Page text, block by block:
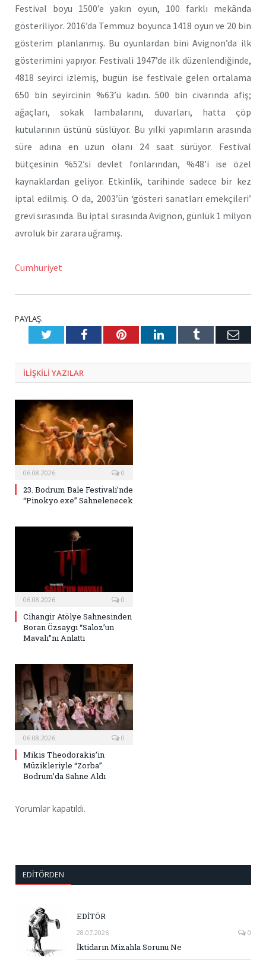
Festival boyu 1500’e yakın oyun, 100 farklı mekânda
gösteriliyor. 2016’da Temmuz boyunca 1418 oyun ve 20 bin
gösterim planlanmış. Bu oyunlardan bini Avignon’da ilk
gösterimini yapıyor. Festivali 1947’de ilk düzenlendiğinde,
4818 seyirci izlemiş, bugün ise festivale gelen ortalama
650 bin seyircinin %63’ü kadın. 500 bin civarında afiş;
ağaçları, sokak lambalarını, duvarları, hatta çöp
kutularının üstünü süslüyor. Bu yılki yapımların arasında
süre adına en uzun olanı 24 saat sürüyor. Festival
bütçesinin %52’si devlet fonlarından, %48’i ise özel
kaynaklardan geliyor. Etkinlik, tarihinde sadece bir kez
iptal edilmiş. O da, 2003’ün ‘gösteri sanatları emekçileri’
grevi sırasında. Bu iptal sırasında Avignon, günlük 1 milyon
avroluk bir zarara uğramış.
Cumhuriyet
PAYLAŞ.
TwitterFacebookPinterestLinkedInTumblr E-
ILIŞKILI YAZILAR
06.08.2026 0
23. Bodrum Bale Festivali’nde
“Pinokyo.exe” Sahnelenecek
06.08.2026 0
Cihangir Atölye Sahnesinden
Boran Özsaygı “Saloz’un
Mavalı”nı Anlattı
06.08.2026 0
Mikis Theodorakis’in
Müzikleriyle “Zorba”
Bodrum’da Sahne Aldı
Yorumlar kapatıldı.
EDITÖRDEN
EDİTÖR
28.07.2026 0
İktidarın Mizahla Sorunu Ne